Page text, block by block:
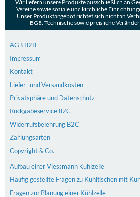
Wir liefern unsere Produkte ausschließlich an
Vereine sowie soziale und kirchliche
Unser Produktangebot richtet sich nicht an
BGB. Technische sowie preisliche
AGB B2B
Impressum
Kontakt
Liefer- und Versandkosten
Privatsphäre und Datenschutz
Rückgabeservice B2C
Widerrufsbelehrung B2C
Zahlungsarten
Copyright & Co.
Aufbau einer Viessmann Kühlzelle
Häufig gestellte Fragen zu Kühltischen mit
Fragen zur Planung einer Kühlzelle